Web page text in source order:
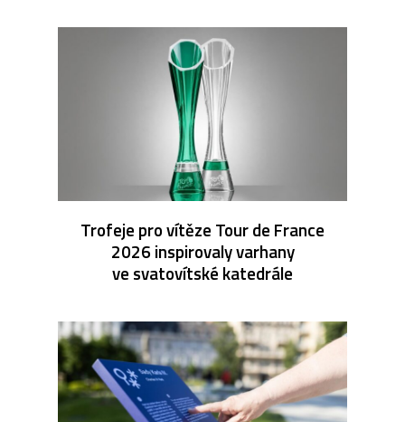
Trofeje pro vítěze Tour de France
2026 inspirovaly varhany
ve svatovítské katedrále